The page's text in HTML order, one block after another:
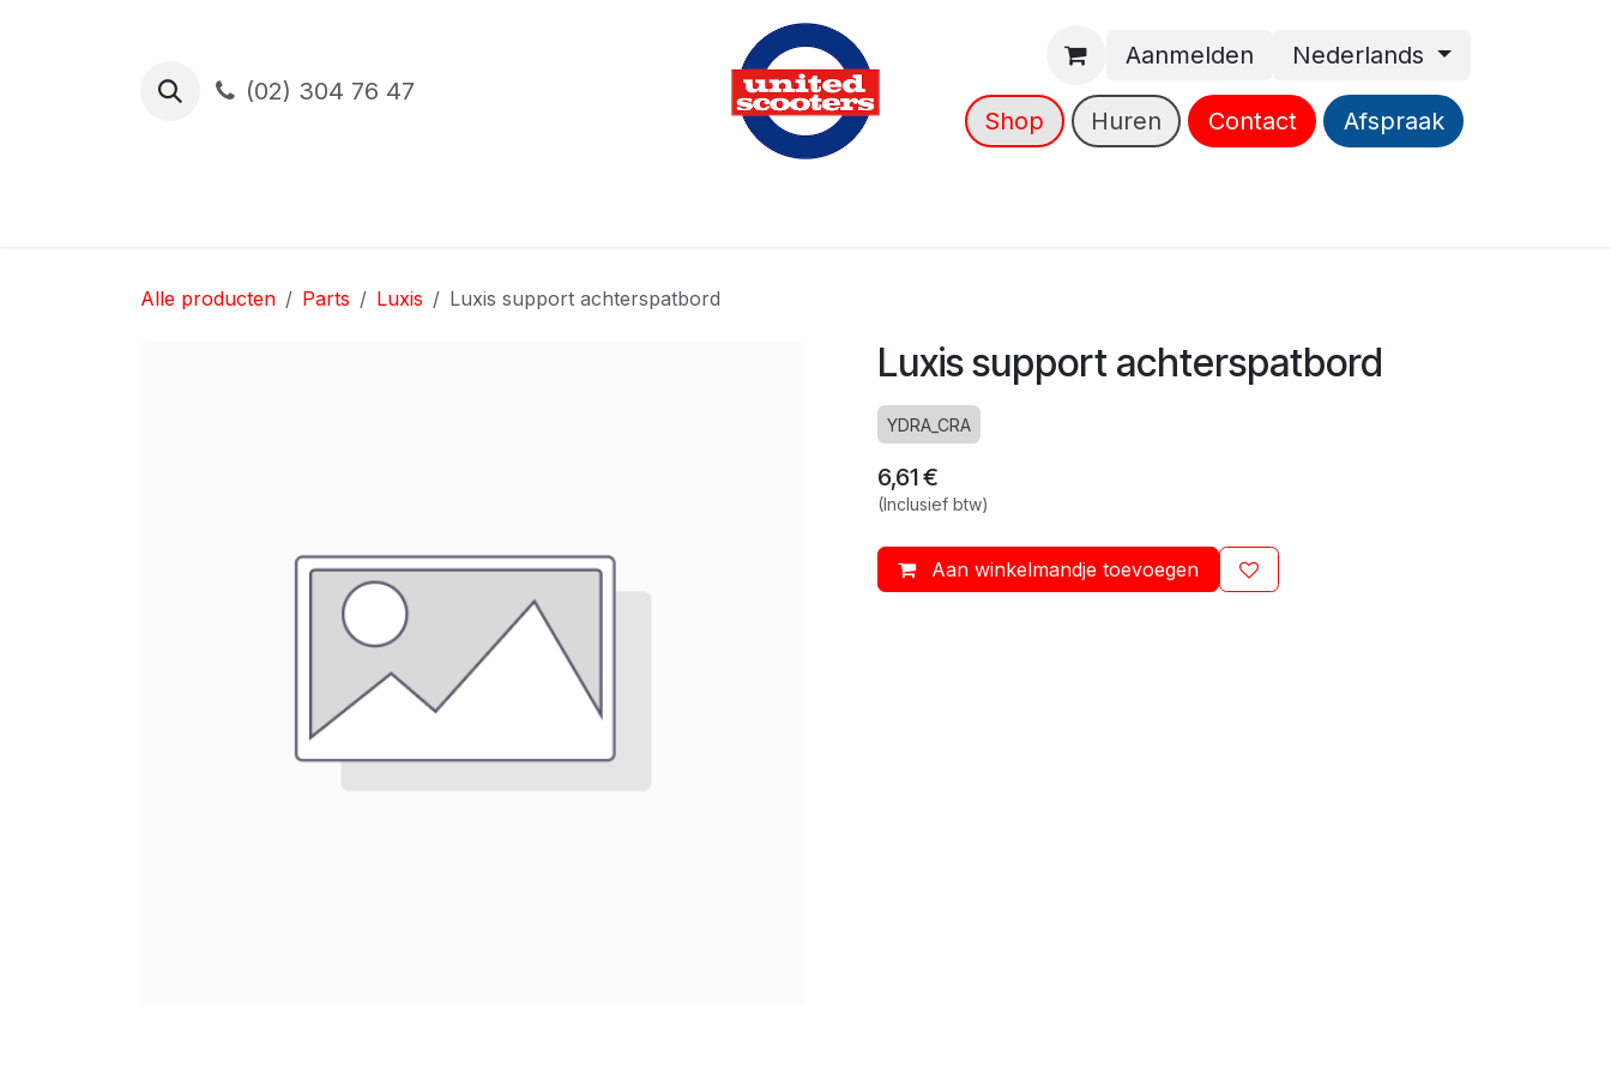
(02) 304 76 47
Aanmelden Nederlands
Shop Huren Contact Afspraak
Alle producten Parts Luxis Luxis support achterspatbord
Luxis support achterspatbord
YDRA_CRA
6,61€
(Inclusief btw)
Aan winkelmandje toevoegen